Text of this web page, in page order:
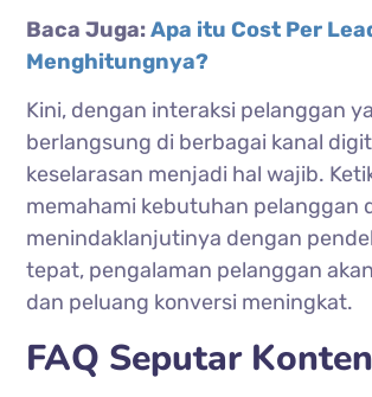
Baca Juga: Apa itu Cost Per
Menghitungnya?
Kini, dengan interaksi pelanggan
berlangsung di berbagai kanal
keselarasan menjadi hal wajib.
memahami kebutuhan pelanggan
menindaklanjutinya dengan
tepat, pengalaman pelanggan
dan peluang konversi meningkat.
FAQ Seputar Konten